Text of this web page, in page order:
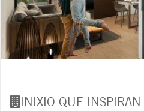
INIXIO QUE INSPIRAN